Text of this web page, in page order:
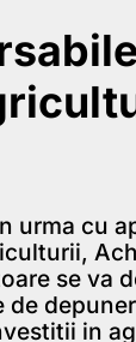
urma cu
se va
de
in